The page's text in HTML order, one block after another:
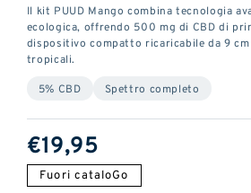
Il kit PUUD Mango combina tecnologia
ecologica, offrendo 500 mg di CBD di
dispositivo compatto ricaricabile da 9
tropicali.
5% CBD
Spettro completo
Prezzo
normale
€19,95
Fuori cataloGo